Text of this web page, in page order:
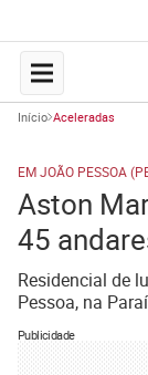
Início Aceleradas
EM JOÃO PESSOA
Aston
45
Residencial de
Pessoa, na
Publicidade